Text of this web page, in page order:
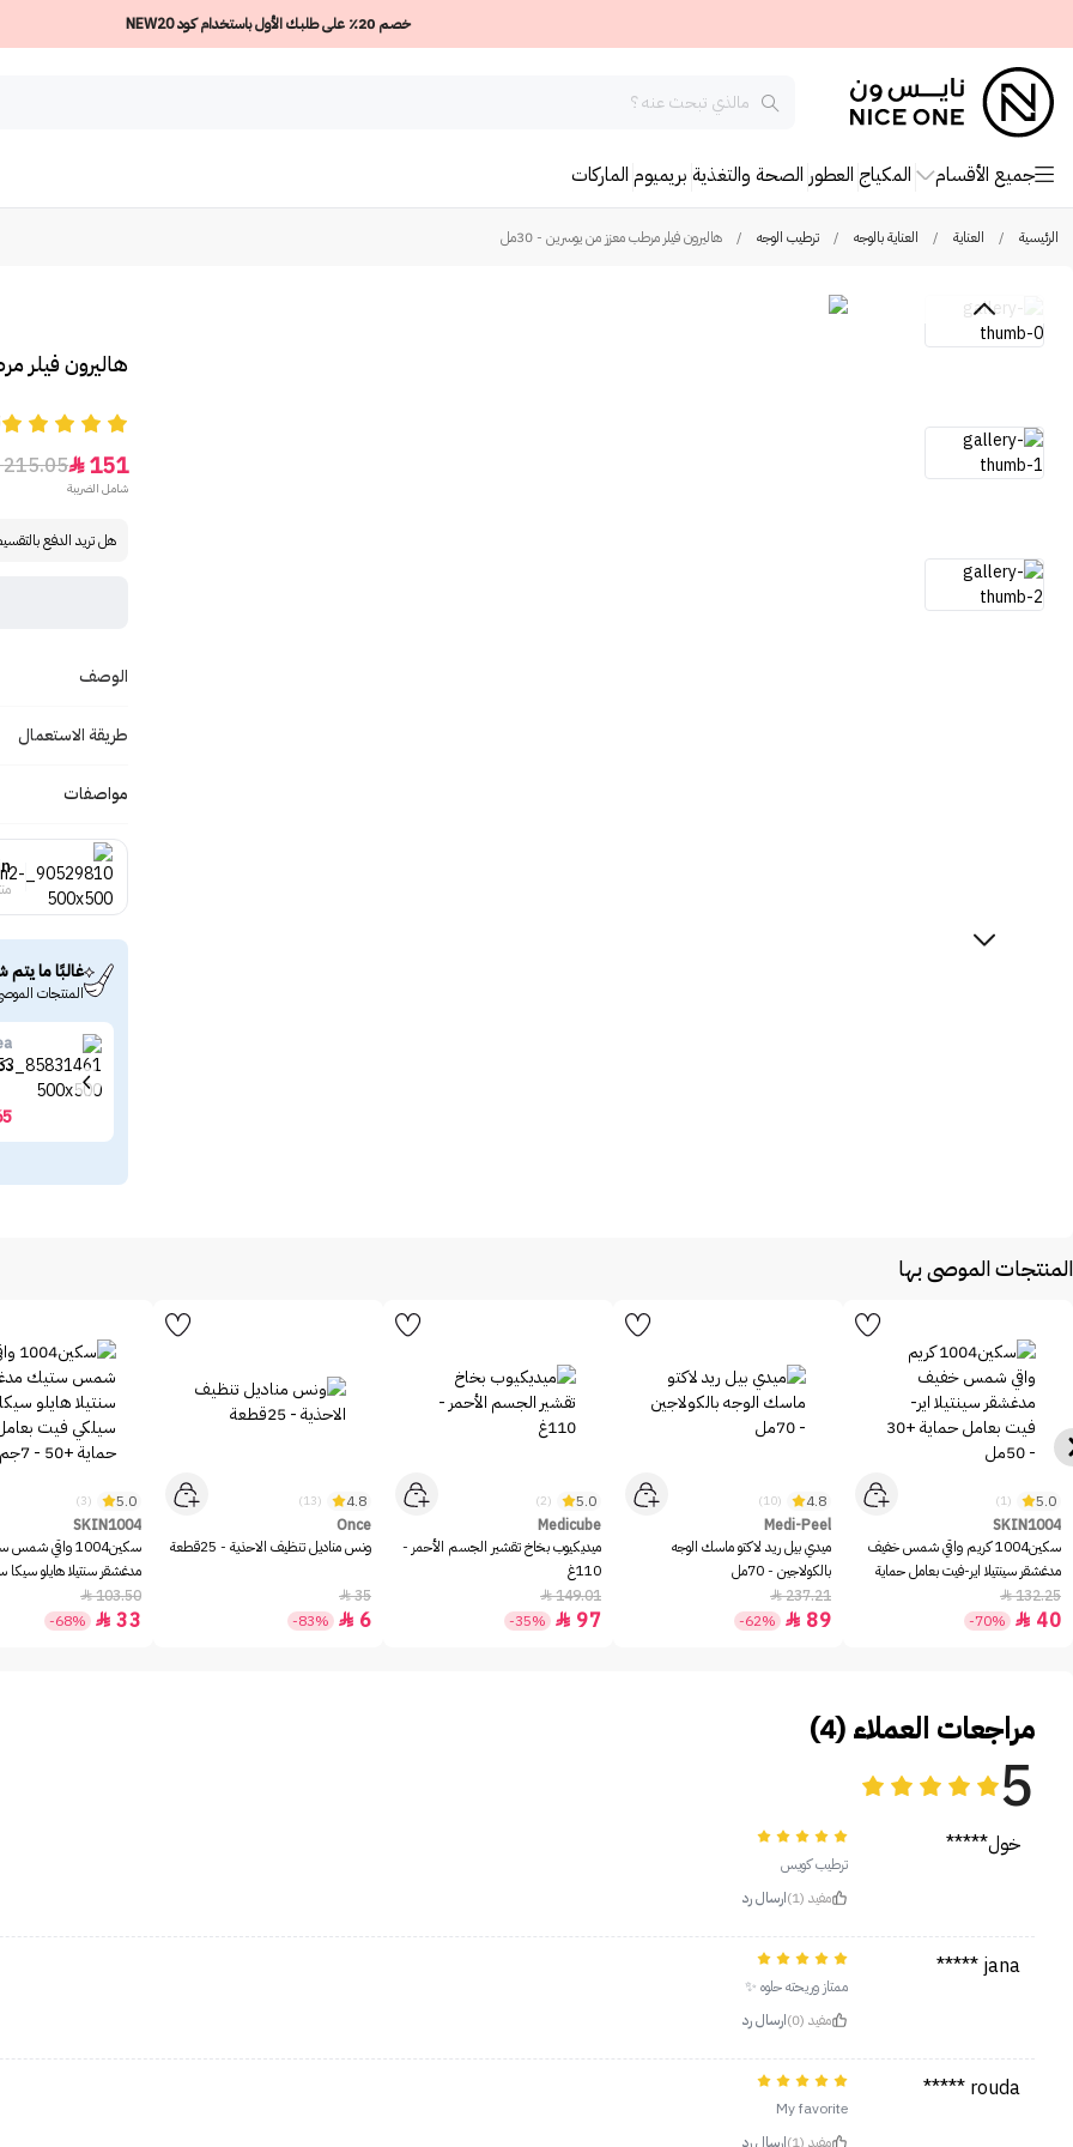
خصم 20٪ على طلبك الأول باستخدام كود NEW20
جميع الأقسام المكياج العطور الصحة والتغذية بريميوم الماركات
الرئيسية / العناية / العناية بالوجه / ترطيب الوجه / هاليرون فيلر مرطب معزز من يوسرين - 30مل
هاليرون فيلر
151

215.05
شامل الضريبة
هل تريد الدفع
الوصف
طريقة الاستعمال
مواصفات
غالبًا ما يتم
المنتجات
دكتور
المنتجات الموصى بها
5.0
(1)
SKIN1004
سكين1004 كريم واقي شمس خفيف
مدغشقر سينتيلا اير-فيت بعامل حماية
+30 - 50مل
132.25

40

-70%
4.8
(10)
Medi-Peel
ميدي بيل ريد لاكتو ماسك الوجه
بالكولاجين - 70مل
237.21

89

-62%
5.0
(2)
Medicube
ميديكيوب بخاخ تقشير الجسم الأحمر -
110غ
149.01

97

-35%
4.8
(13)
Once
ونس مناديل تنظيف الاحذية - 25قطعة
35

6

-83%
5.0
(3)
SKIN1004
سكين1004 واقي
مدغشقر سنتيلا هايلو
بعامل حماية +50 - 7جم
103.50

33

-68%
مراجعات العملاء (4)
5
خول*****
ترطيب كويس
مفيد (1)
ارسال رد
jana *****
ممتاز وريحته حلوه ✨
مفيد (0)
ارسال رد
rouda *****
My favorite
مفيد (1)
ارسال رد